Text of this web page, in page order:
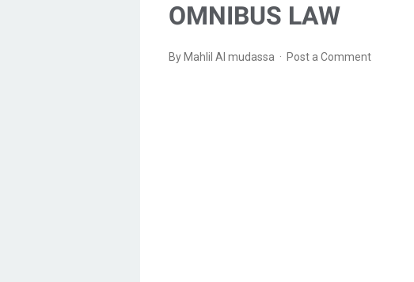
OMNIBUS LAW
By Mahlil Al mudassa Post a Comment